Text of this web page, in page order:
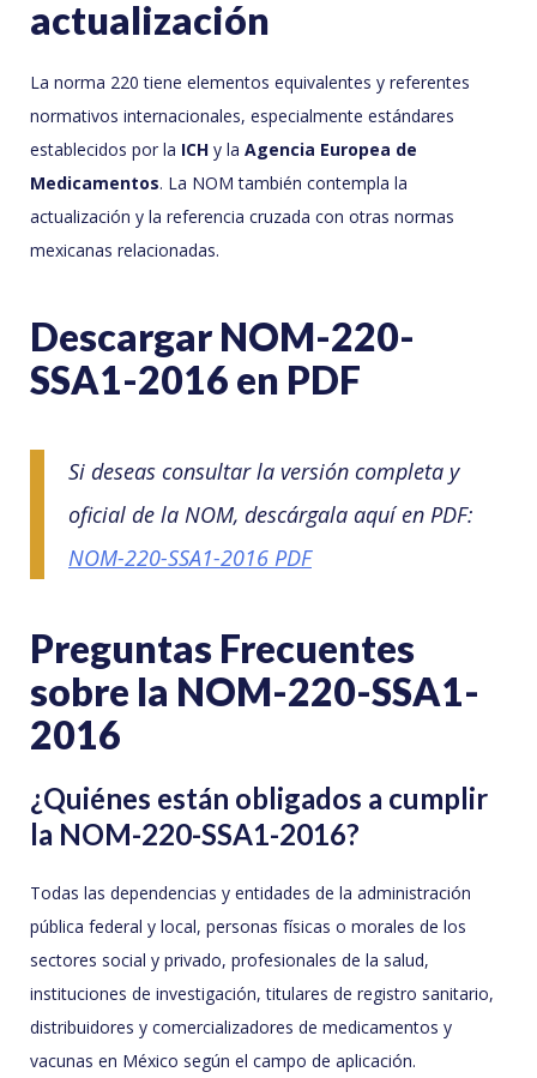
actualización
La norma 220 tiene elementos equivalentes y referentes
normativos internacionales, especialmente estándares
establecidos por la ICH y la Agencia Europea de
Medicamentos. La NOM también contempla la
actualización y la referencia cruzada con otras normas
mexicanas relacionadas.
Descargar NOM-220-
SSA1-2016 en PDF
Si deseas consultar la versión completa y
oficial de la NOM, descárgala aquí en PDF:
NOM-220-SSA1-2016 PDF
Preguntas Frecuentes
sobre la NOM-220-SSA1-
2016
¿Quiénes están obligados a cumplir
la NOM-220-SSA1-2016?
Todas las dependencias y entidades de la administración
pública federal y local, personas físicas o morales de los
sectores social y privado, profesionales de la salud,
instituciones de investigación, titulares de registro sanitario,
distribuidores y comercializadores de medicamentos y
vacunas en México según el campo de aplicación.